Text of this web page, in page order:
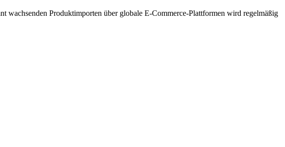
wachsenden Produktimporten über globale E-Commerce-Plattformen wird regelmäßig